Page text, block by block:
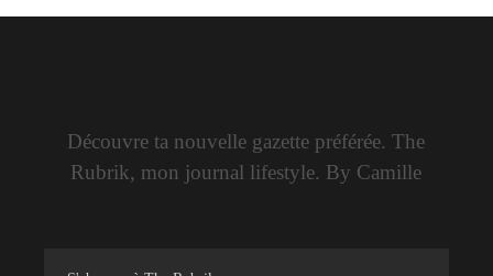
Découvre ta nouvelle gazette préférée. The
Rubrik, mon journal lifestyle. By Camille